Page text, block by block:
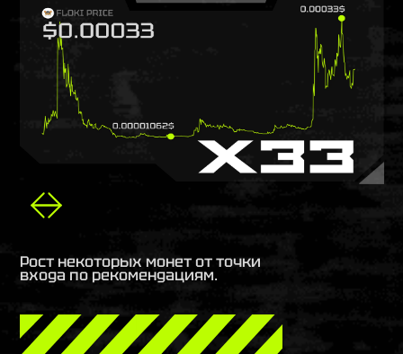
Рост некоторых монет от точки
входа по рекомендациям.